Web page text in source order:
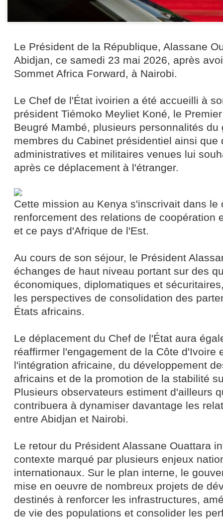
Le Président de la République, Alassane
Abidjan, ce samedi 23 mai 2026, après
Sommet Africa Forward, à Nairobi.
Le Chef de l'État ivoirien a été accueilli à
président Tiémoko Meyliet Koné, le
Beugré Mambé, plusieurs personnalités du
membres du Cabinet présidentiel ainsi que
administratives et militaires venues lui
après ce déplacement à l'étranger.
Cette mission au Kenya s'inscrivait dans le
renforcement des relations de coopération
et ce pays d'Afrique de l'Est.
Au cours de son séjour, le Président
échanges de haut niveau portant sur des
économiques, diplomatiques et
les perspectives de consolidation des
États africains.
Le déplacement du Chef de l'État aura
réaffirmer l'engagement de la Côte d'Ivoire
l'intégration africaine, du développement
africains et de la promotion de la stabilité
Plusieurs observateurs estiment d'ailleurs
contribuera à dynamiser davantage les
entre Abidjan et Nairobi.
Le retour du Président Alassane Ouattara
contexte marqué par plusieurs enjeux
internationaux. Sur le plan interne, le
mise en oeuvre de nombreux projets de
destinés à renforcer les infrastructures,
de vie des populations et consolider les